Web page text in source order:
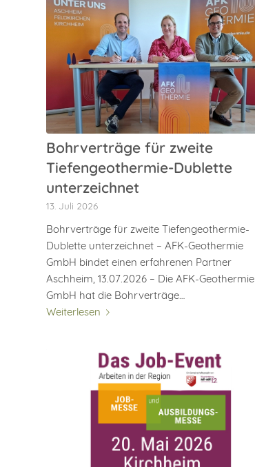
Bohrverträge für zweite
Tiefengeothermie-Dublette
unterzeichnet
13. Juli 2026
Bohrverträge für zweite Tiefengeothermie-
Dublette unterzeichnet – AFK-Geothermie
GmbH bindet einen erfahrenen Partner
Aschheim, 13.07.2026 – Die AFK-Geothermie
GmbH hat die Bohrverträge…
Weiterlesen